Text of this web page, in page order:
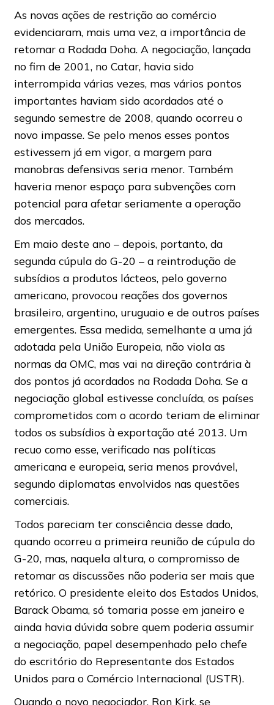
As novas ações de restrição ao comércio
evidenciaram, mais uma vez, a importância de
retomar a Rodada Doha. A negociação, lançada
no fim de 2001, no Catar, havia sido
interrompida várias vezes, mas vários pontos
importantes haviam sido acordados até o
segundo semestre de 2008, quando ocorreu o
novo impasse. Se pelo menos esses pontos
estivessem já em vigor, a margem para
manobras defensivas seria menor. Também
haveria menor espaço para subvenções com
potencial para afetar seriamente a operação
dos mercados.
Em maio deste ano – depois, portanto, da
segunda cúpula do G-20 – a reintrodução de
subsídios a produtos lácteos, pelo governo
americano, provocou reações dos governos
brasileiro, argentino, uruguaio e de outros países
emergentes. Essa medida, semelhante a uma já
adotada pela União Europeia, não viola as
normas da OMC, mas vai na direção contrária à
dos pontos já acordados na Rodada Doha. Se a
negociação global estivesse concluída, os países
comprometidos com o acordo teriam de eliminar
todos os subsídios à exportação até 2013. Um
recuo como esse, verificado nas políticas
americana e europeia, seria menos provável,
segundo diplomatas envolvidos nas questões
comerciais.
Todos pareciam ter consciência desse dado,
quando ocorreu a primeira reunião de cúpula do
G-20, mas, naquela altura, o compromisso de
retomar as discussões não poderia ser mais que
retórico. O presidente eleito dos Estados Unidos,
Barack Obama, só tomaria posse em janeiro e
ainda havia dúvida sobre quem poderia assumir
a negociação, papel desempenhado pelo chefe
do escritório do Representante dos Estados
Unidos para o Comércio Internacional (USTR).
Quando o novo negociador, Ron Kirk, se